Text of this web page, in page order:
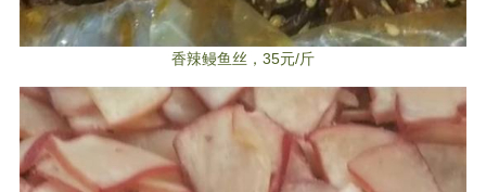
香辣鳗鱼丝，35元/斤